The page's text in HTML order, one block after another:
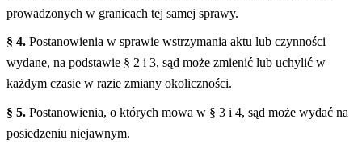
prowadzonych w granicach tej samej sprawy.
§ 4. Postanowienia w sprawie wstrzymania aktu lub czynności
wydane, na podstawie § 2 i 3, sąd może zmienić lub uchylić w
każdym czasie w razie zmiany okoliczności.
§ 5. Postanowienia, o których mowa w § 3 i 4, sąd może wydać na
posiedzeniu niejawnym.